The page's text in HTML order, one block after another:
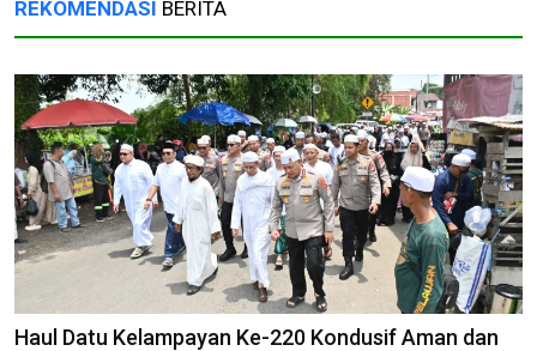
REKOMENDASI BERITA
Haul Datu Kelampayan Ke-220 Kondusif Aman dan